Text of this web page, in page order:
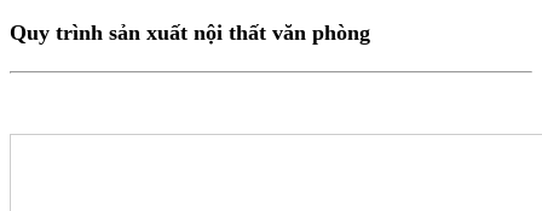
Quy trình sản xuất nội thất văn phòng